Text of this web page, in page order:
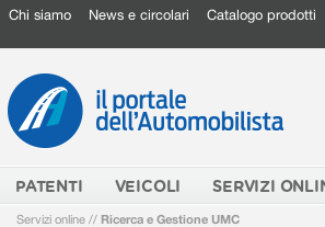
Chi siamo News e circolari Catalogo prodotti
PATENTI VEICOLI SERVIZI
Servizi online // Ricerca e Gestione UMC